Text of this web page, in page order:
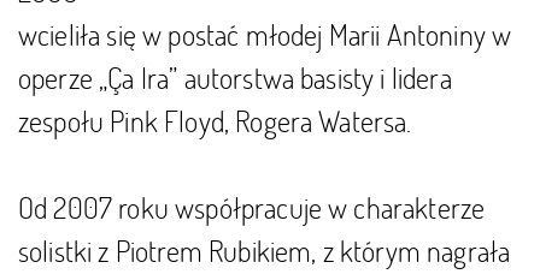
wcieliła się w postać młodej Marii Antoniny w
operze „Ça Ira” autorstwa basisty i lidera
zespołu Pink Floyd, Rogera Watersa.
Od 2007 roku współpracuje w charakterze
solistki z Piotrem Rubikiem, z którym nagrała